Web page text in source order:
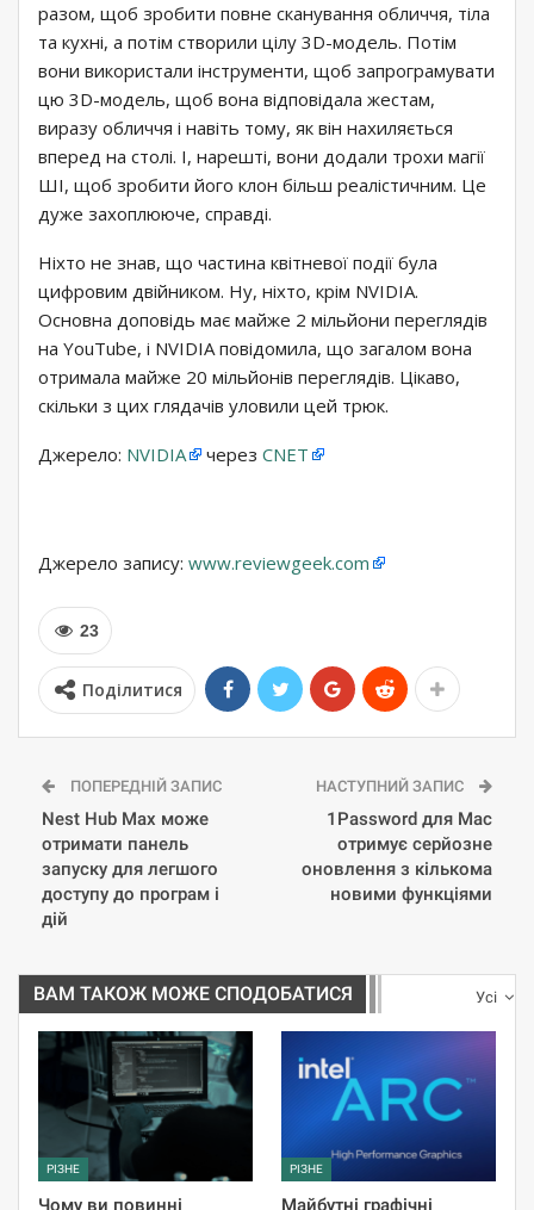
разом, щоб зробити повне сканування обличчя, тіла
та кухні, а потім створили цілу 3D-модель. Потім
вони використали інструменти, щоб запрограмувати
цю 3D-модель, щоб вона відповідала жестам,
виразу обличчя і навіть тому, як він нахиляється
вперед на столі. І, нарешті, вони додали трохи магії
ШІ, щоб зробити його клон більш реалістичним. Це
дуже захоплююче, справді.
Ніхто не знав, що частина квітневої події була
цифровим двійником. Ну, ніхто, крім NVIDIA.
Основна доповідь має майже 2 мільйони переглядів
на YouTube, і NVIDIA повідомила, що загалом вона
отримала майже 20 мільйонів переглядів. Цікаво,
скільки з цих глядачів уловили цей трюк.
Джерело: NVIDIA через CNET
Джерело запису: www.reviewgeek.com
23
Поділитися
ПОПЕРЕДНІЙ ЗАПИС
Nest Hub Max може
отримати панель
запуску для легшого
доступу до програм і
дій
НАСТУПНИЙ ЗАПИС
1Password для Mac
отримує серйозне
оновлення з кількома
новими функціями
Усі
ВАМ ТАКОЖ МОЖЕ СПОДОБАТИСЯ
РІЗНЕ
Чому ви повинні
РІЗНЕ
Майбутні графічні